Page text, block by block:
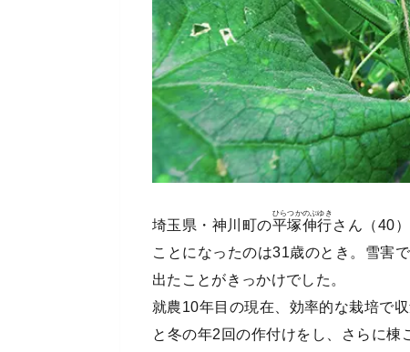
埼玉県・神川町の平塚
ひらつか
伸行
のぶゆき
さん（40
ことになったのは31歳のとき。雪害
出たことがきっかけでした。
就農10年目の現在、効率的な栽培で
と冬の年2回の作付けをし、さらに棟